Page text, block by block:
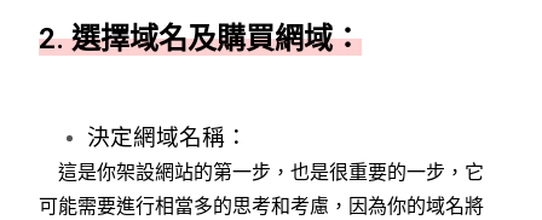
2. 選擇域名及購買網域：
決定網域名稱：
這是你架設網站的第一步，也是很重要的一步，它
可能需要進行相當多的思考和考慮，因為你的域名將